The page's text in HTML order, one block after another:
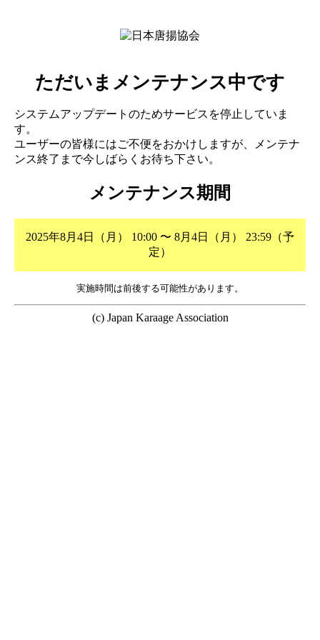
ただいまメンテナンス中です
システムアップデートのためサービスを停止していま
す。
ユーザーの皆様にはご不便をおかけしますが、メンテナ
ンス終了まで今しばらくお待ち下さい。
メンテナンス期間
2025年8月4日（月） 10:00 〜 8月4日（月） 23:59（予
定）
実施時間は前後する可能性があります。
(c) Japan Karaage Association